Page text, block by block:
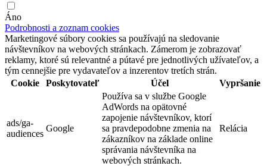
Áno
Podrobnosti a zoznam cookies
Marketingové súbory cookies sa používajú na sledovanie
návštevníkov na webových stránkach. Zámerom je zobrazovať
reklamy, ktoré sú relevantné a pútavé pre jednotlivých užívateľov, a
tým cennejšie pre vydavateľov a inzerentov tretích strán.
Cookie
Poskytovateľ Účel Vypršanie
ads/ga-
audiences
Google
Používa sa v službe Google
AdWords na opätovné
zapojenie návštevníkov, ktorí
sa pravdepodobne zmenia na
zákazníkov na základe online
správania návštevníka na
webových stránkach.
Relácia